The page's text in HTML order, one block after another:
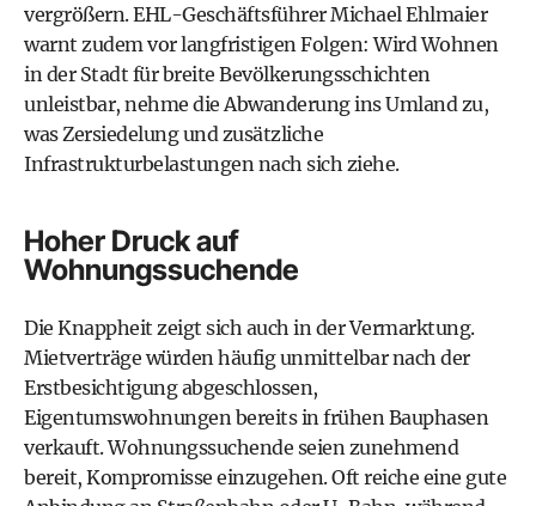
vergrößern. EHL-Geschäftsführer Michael Ehlmaier
warnt zudem vor langfristigen Folgen: Wird Wohnen
in der Stadt für breite Bevölkerungsschichten
unleistbar, nehme die Abwanderung ins Umland zu,
was Zersiedelung und zusätzliche
Infrastrukturbelastungen nach sich ziehe.
Hoher Druck auf
Wohnungssuchende
Die Knappheit zeigt sich auch in der Vermarktung.
Mietverträge würden häufig unmittelbar nach der
Erstbesichtigung abgeschlossen,
Eigentumswohnungen bereits in frühen Bauphasen
verkauft. Wohnungssuchende seien zunehmend
bereit, Kompromisse einzugehen. Oft reiche eine gute